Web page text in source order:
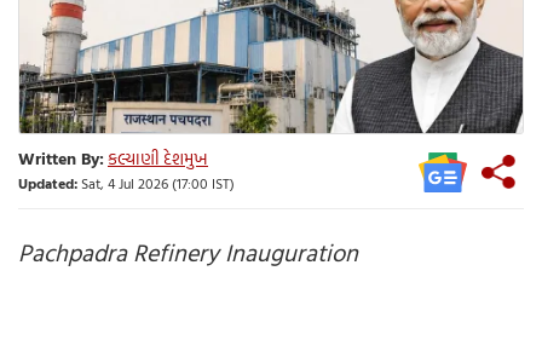
Written By:કલ્યાણી દેશમુખ
Updated:Sat, 4 Jul 2026 (17:00 IST)
Pachpadra Refinery Inauguration